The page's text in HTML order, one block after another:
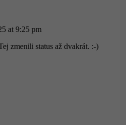
at 9:25 pm
zmenili status až dvakrát. :-)